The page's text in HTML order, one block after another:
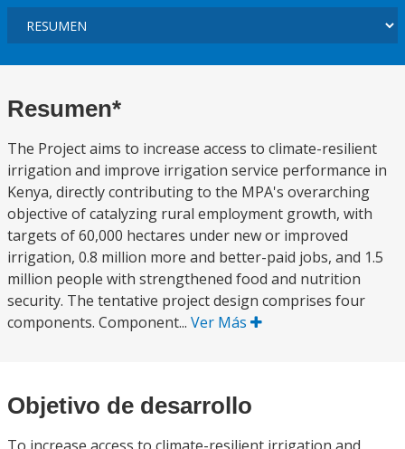
Resumen*
The Project aims to increase access to climate-resilient
irrigation and improve irrigation service performance in
Kenya, directly contributing to the MPA's overarching
objective of catalyzing rural employment growth, with
targets of 60,000 hectares under new or improved
irrigation, 0.8 million more and better-paid jobs, and 1.5
million people with strengthened food and nutrition
security. The tentative project design comprises four
components. Component... Ver Más
Objetivo de desarrollo